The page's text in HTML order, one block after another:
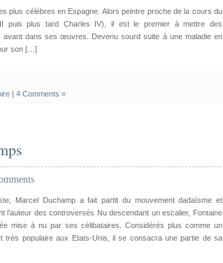
plus célèbres en Espagne. Alors peintre proche de la cours du
puis plus tard Charles IV), il est le premier à mettre des
avant dans ses œuvres. Devenu sourd suite à une maladie en
son […]
| 4 Comments »
Marcel Duchamp a fait partit du mouvement dadaïsme et
l’auteur des controversés Nu descendant un escalier, Fontaine
mise à nu par ses célibataires. Considérés plus comme un
très populaire aux Etats-Unis, il se consacra une partie de sa